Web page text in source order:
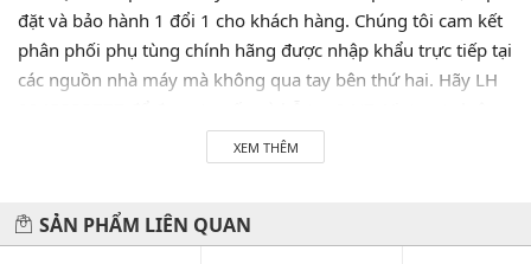
đặt và bảo hành 1 đổi 1 cho khách hàng. Chúng tôi cam kết
phân phối phụ tùng chính hãng được nhập khẩu trực tiếp tại
các nguồn nhà máy mà không qua tay bên thứ hai. Hãy LH
luôn sẵn sàng phục vụ quý khách!
Hãy đến với chúng tôi để xế yêu của bạn được chăm sóc chu
XEM THÊM
SẢN PHẨM LIÊN QUAN